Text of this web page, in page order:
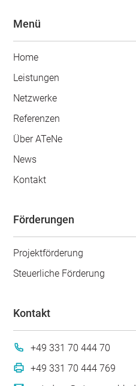
Menü
Home
Leistungen
Netzwerke
Referenzen
Über ATeNe
News
Kontakt
Förderungen
Projektförderung
Steuerliche Förderung
Kontakt
+49 331 70 444 70
+49 331 70 444 769